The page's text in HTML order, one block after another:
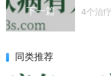
下一篇 4个治
同类推荐